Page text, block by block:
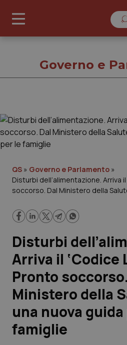
Cronache
Governo e Parlamento
Regioni e Asl
Lavoro e Professioni
Scienza e Farmaci
Studi e Analisi
Lettere al direttore
Edizioni Regionali
Governo e
QS » Governo e Parlamento »
Disturbi dell’alimentazione. Arriva il
soccorso. Dal Ministero della
Disturbi
Arriva il ‘Codice
Pronto
Ministero della
una nuova
famiglie